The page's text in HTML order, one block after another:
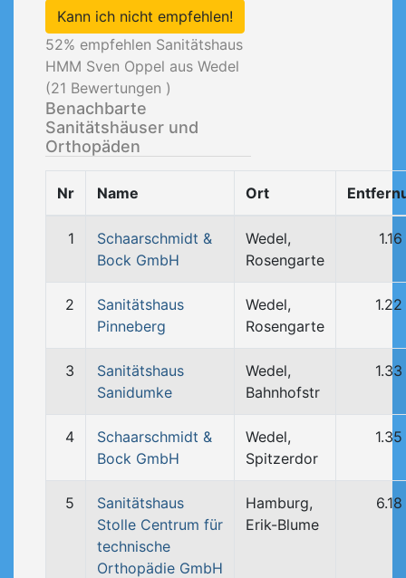
Kann ich nicht empfehlen!
52% empfehlen Sanitätshaus
HMM Sven Oppel aus Wedel
(21 Bewertungen )
Benachbarte
Sanitätshäuser und
Orthopäden
Nr Name Ort
1
Schaarschmidt &
Bock GmbH
Wedel,
Rosengarte
2
Sanitätshaus
Pinneberg
Wedel,
Rosengarte
3
Sanitätshaus
Sanidumke
Wedel,
Bahnhofstr
4
Schaarschmidt &
Bock GmbH
Wedel,
Spitzerdor
5
Sanitätshaus
Stolle Centrum für
technische
Orthopädie GmbH
Hamburg,
Erik-Blume